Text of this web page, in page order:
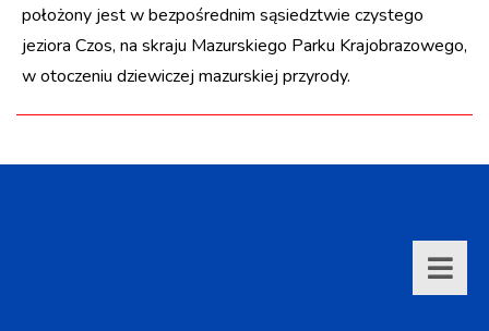
położony jest w bezpośrednim sąsiedztwie czystego
jeziora Czos, na skraju Mazurskiego Parku Krajobrazowego,
w otoczeniu dziewiczej mazurskiej przyrody.